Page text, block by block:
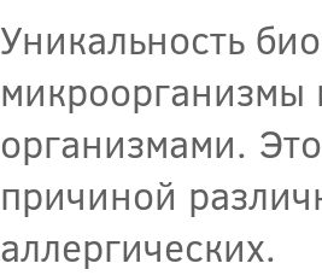
Уникальность
микроорганизмы
организмами.
причиной
аллергических.